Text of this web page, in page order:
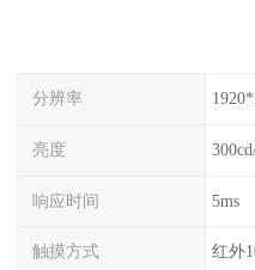
分辨率
亮度
响应时间 5ms
触摸方式 红外